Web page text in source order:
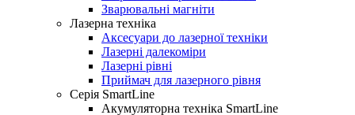
Зварювальні магніти
Лазерна техніка
Аксесуари до лазерної техніки
Лазерні далекоміри
Лазерні рівні
Приймач для лазерного рівня
Серія SmartLine
Акумуляторна техніка SmartLine